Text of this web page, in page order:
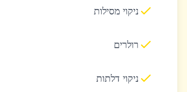
ניקוי מסילות
רולרים
ניקוי דלתות